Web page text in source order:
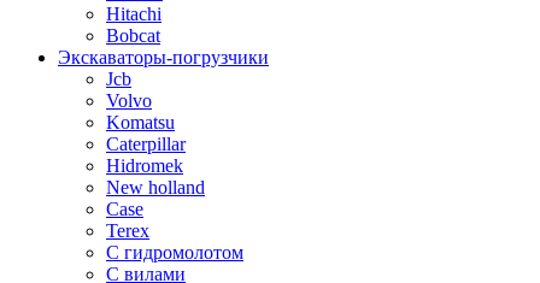
Hitachi
Bobcat
Экскаваторы-погрузчики
Jcb
Volvo
Komatsu
Caterpillar
Hidromek
New holland
Case
Terex
С гидромолотом
С вилами